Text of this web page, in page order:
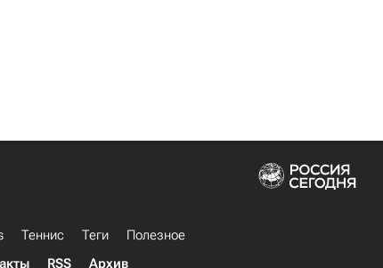
Теннис Теги
Полезное
RSS Архив